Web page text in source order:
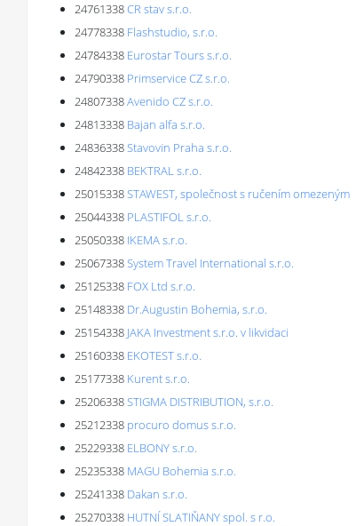
24761338CR stav s.r.o.
24778338 Flashstudio, s.r.o.
24784338 Eurostar Tours s.r.o.
24790338 Primservice CZ s.r.o.
24807338Avenido CZ s.r.o.
24813338 Bajan alfa s.r.o.
24836338Stavovin Praha s.r.o.
24842338 BEKTRAL s.r.o.
25015338STAWEST, společnost s ručením omezeným
25044338 PLASTIFOL s.r.o.
25050338 IKEMA s.r.o.
25067338System Travel International s.r.o.
25125338 FOX Ltd s.r.o.
25148338 Dr.Augustin Bohemia, s.r.o.
25154338 JAKA Investment s.r.o. v likvidaci
25160338 EKOTEST s.r.o.
25177338 Kurent s.r.o.
25206338STIGMA DISTRIBUTION, s.r.o.
25212338 procuro domus s.r.o.
25229338 ELBONY s.r.o.
25235338 MAGU Bohemia s.r.o.
25241338 Dakan s.r.o.
25270338 HUTNÍ SLATIŇANY spol. s r.o.